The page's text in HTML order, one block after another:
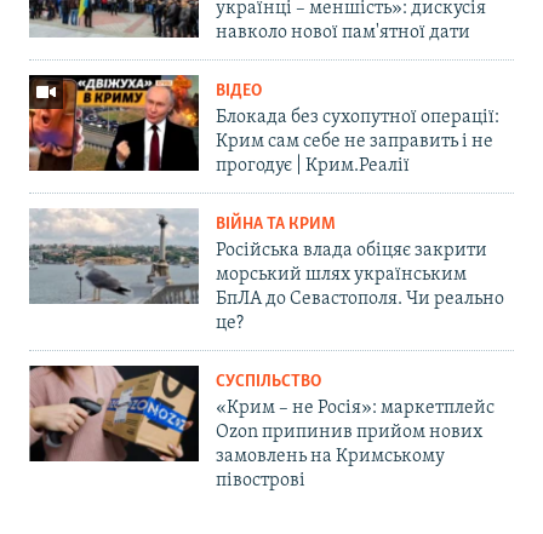
українці – меншість»: дискусія
навколо нової пам'ятної дати
ВІДЕО
Блокада без сухопутної операції:
Крим сам себе не заправить і не
прогодує | Крим.Реалії
ВІЙНА ТА КРИМ
Російська влада обіцяє закрити
морський шлях українським
БпЛА до Севастополя. Чи реально
це?
СУСПІЛЬСТВО
«Крим – не Росія»: маркетплейс
Ozon припинив прийом нових
замовлень на Кримському
півострові